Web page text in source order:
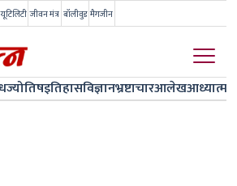
यूटिलिटी जीवन मंत्र बॉलीवुड मैगजीन
ज्योतिषइतिहासविज्ञानभ्रष्टाचारआलेखआध्यात्म